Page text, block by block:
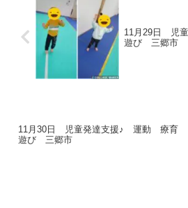
11月29日 児
遊び 三郷市
11月30日 児童発達支援♪ 運動 療育
遊び 三郷市